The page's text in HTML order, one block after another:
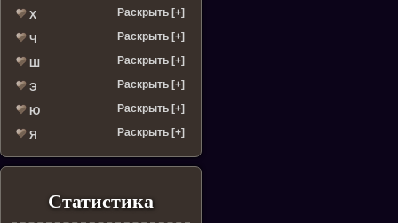
Х Раскрыть [+]
Ч Раскрыть [+]
Ш Раскрыть [+]
Э Раскрыть [+]
Ю Раскрыть [+]
Я Раскрыть [+]
Статистика